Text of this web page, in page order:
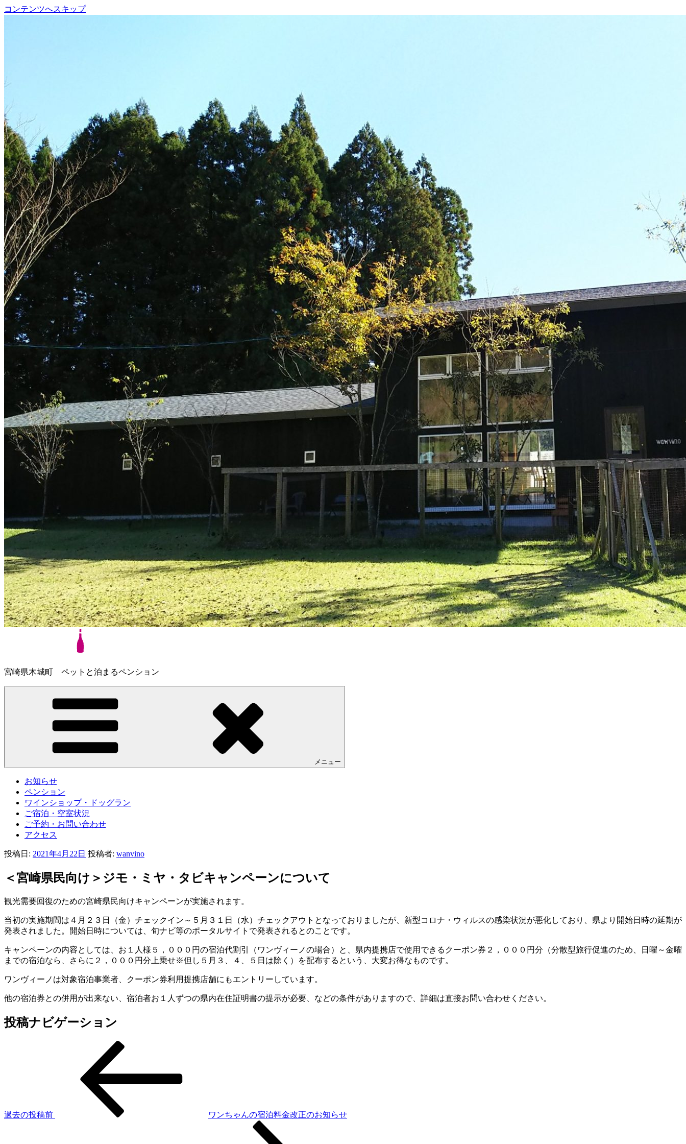
コンテンツへスキップ
宮崎県木城町 ペットと泊まるペンション
メニュー
お知らせ
ペンション
ワインショップ・ドッグラン
ご宿泊・空室状況
ご予約・お問い合わせ
アクセス
投稿日: 2021年4月22日 投稿者: wanvino
＜宮崎県民向け＞ジモ・ミヤ・タビキャンペーンについて
観光需要回復のための宮崎県民向けキャンペーンが実施されます。
当初の実施期間は４月２３日（金）チェックイン～５月３１日（水）チェックアウトとなっておりましたが、新型コロナ・ウィルスの感染状況が悪化しており、県より開始日時の延期が
発表されました。開始日時については、旬ナビ等のポータルサイトで発表されるとのことです。
キャンペーンの内容としては、お１人様５，０００円の宿泊代割引（ワンヴィーノの場合）と、県内提携店で使用できるクーポン券２，０００円分（分散型旅行促進のため、日曜～金曜
までの宿泊なら、さらに２，０００円分上乗せ※但し５月３、４、５日は除く）を配布するという、大変お得なものです。
ワンヴィーノは対象宿泊事業者、クーポン券利用提携店舗にもエントリーしています。
他の宿泊券との併用が出来ない、宿泊者お１人ずつの県内在住証明書の提示が必要、などの条件がありますので、詳細は直接お問い合わせください。
投稿ナビゲーション
過去の投稿前 ワンちゃんの宿泊料金改正のお知らせ